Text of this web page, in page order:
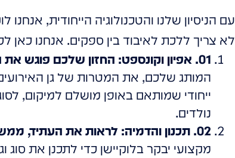
עם הניסיון שלנו והטכנולוגיה הייחודית,
לא צריך ללכת לאיבוד בין ספקים. אנחנו כאן
01. אפיון וקונספט: החזון שלכם פוגש את הטכנולוגיה (ולא מתנגש):
המותג שלכם, את המטרות של גן
ייחודי שמותאם באופן מושלם למיקום,
נולדים.
02. תכנון והדמיה: לראות את העתיד, ממש היום:
מקצועי יבקר בלוקיישן כדי לתכנן את